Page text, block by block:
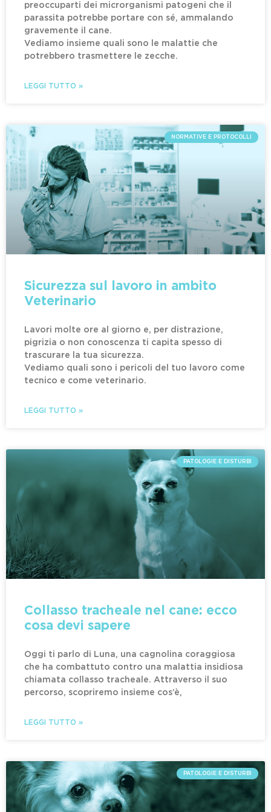
preoccuparti dei microrganismi patogeni che il
parassita potrebbe portare con sé, ammalando
gravemente il cane.
Vediamo insieme quali sono le malattie che
potrebbero trasmettere le zecche.
LEGGI TUTTO »
NORMATIVE E PROTOCOLLI
Sicurezza sul lavoro in ambito
Veterinario
Lavori molte ore al giorno e, per distrazione,
pigrizia o non conoscenza ti capita spesso di
trascurare la tua sicurezza.
Vediamo quali sono i pericoli del tuo lavoro come
tecnico e come veterinario.
LEGGI TUTTO »
PATOLOGIE E DISTURBI
Collasso tracheale nel cane: ecco
cosa devi sapere
Oggi ti parlo di Luna, una cagnolina coraggiosa
che ha combattuto contro una malattia insidiosa
chiamata collasso tracheale. Attraverso il suo
percorso, scopriremo insieme cos’è,
LEGGI TUTTO »
PATOLOGIE E DISTURBI